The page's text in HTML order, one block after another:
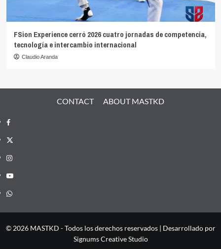
FSion Experience cerró 2026 cuatro jornadas de competencia,
tecnología e intercambio internacional
Claudio Aranda
CONTACT ABOUT MASTKD
Facebook
X
Instagram
YouTube
Whatsapp